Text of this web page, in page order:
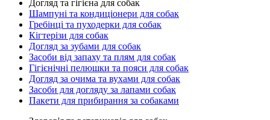
Догляд та гігієна для собак
Шампуні та кондиціонери для собак
Гребінці та пуходерки для собак
Кігтерізи для собак
Догляд за зубами для собак
Засоби від запаху та плям для собак
Гігієнічні пелюшки та пояси для собак
Догляд за очима та вухами для собак
Засоби для догляду за лапами собак
Пакети для прибирання за собаками